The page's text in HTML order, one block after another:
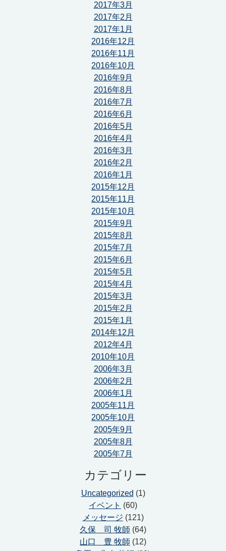
2017年3月
2017年2月
2017年1月
2016年12月
2016年11月
2016年10月
2016年9月
2016年8月
2016年7月
2016年6月
2016年5月
2016年4月
2016年3月
2016年2月
2016年1月
2015年12月
2015年11月
2015年10月
2015年9月
2015年8月
2015年7月
2015年6月
2015年5月
2015年4月
2015年3月
2015年2月
2015年1月
2014年12月
2012年4月
2010年10月
2006年3月
2006年2月
2006年1月
2005年11月
2005年10月
2005年9月
2005年8月
2005年7月
カテゴリー
Uncategorized (1)
イベント (60)
メッセージ (121)
久保 司 牧師 (64)
山口 豊 牧師 (12)